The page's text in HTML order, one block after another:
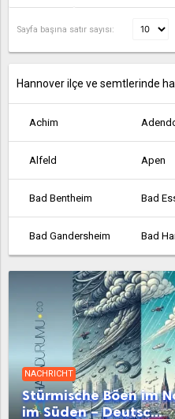
Sayfa başına satır sayısı:
Hannover ilçe ve semtlerinde
Achim
Alfeld Apen
Bad Bentheim Bad
Bad Gandersheim Bad
Bad Lauterberg
Bad Pyrmont Bad
Barsinghausen Barßel
Belm Bergen
NACHRICHT
Stürmische Böen im
im Süden – Deutsc...